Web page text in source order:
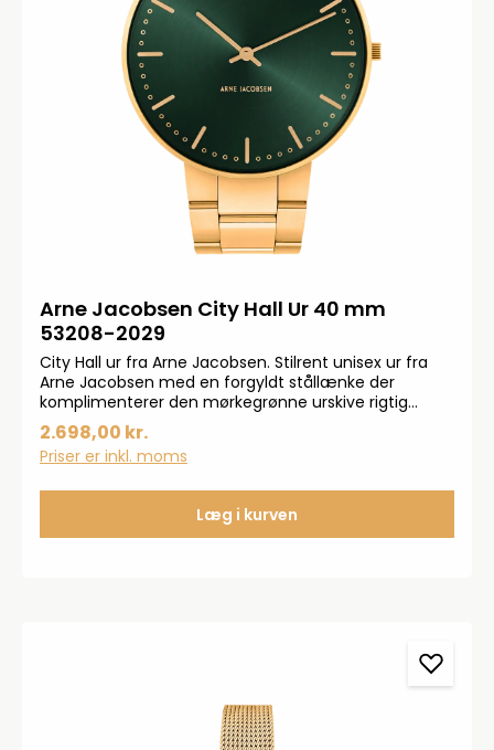
Arne Jacobsen City Hall Ur 40 mm
53208-2029
City Hall ur fra Arne Jacobsen. Stilrent unisex ur fra
Arne Jacobsen med en forgyldt stållænke der
komplimenterer den mørkegrønne urskive rigtig
godt. Uret er fremstillet i rustfrit stål og derefter
forgyldt.
2.698,00 kr.
Priser er inkl. moms
Læg i kurven